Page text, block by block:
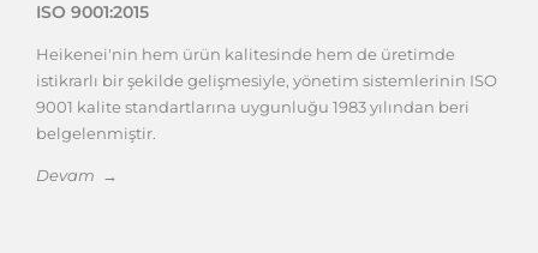
ISO 9001:2015
Heikenei'nin hem ürün kalitesinde hem de üretimde
istikrarlı bir şekilde gelişmesiyle, yönetim sistemlerinin ISO
9001 kalite standartlarına uygunluğu 1983 yılından beri
belgelenmiştir.
Devam →